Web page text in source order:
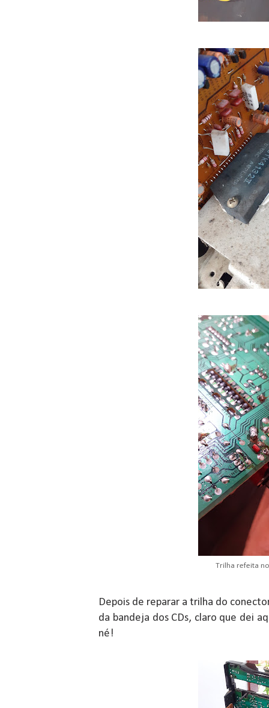
Trilha refeita
Depois de reparar a trilha do
da bandeja dos CDs, claro que dei
né!